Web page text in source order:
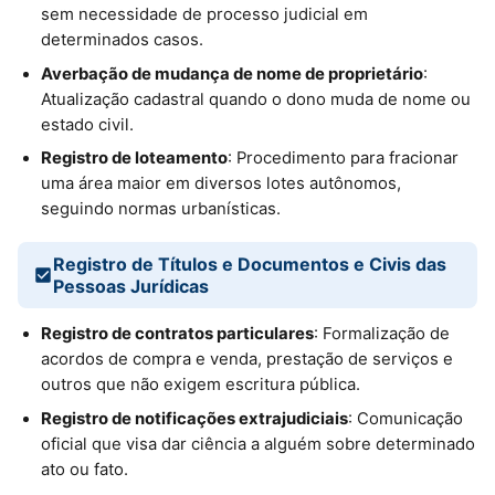
sem necessidade de processo judicial em
determinados casos.
Averbação de mudança de nome de proprietário:
Atualização cadastral quando o dono muda de nome ou
estado civil.
Registro de loteamento: Procedimento para fracionar
uma área maior em diversos lotes autônomos,
seguindo normas urbanísticas.
Registro de Títulos e Documentos e Civis das
Pessoas Jurídicas
Registro de contratos particulares: Formalização de
acordos de compra e venda, prestação de serviços e
outros que não exigem escritura pública.
Registro de notificações extrajudiciais: Comunicação
oficial que visa dar ciência a alguém sobre determinado
ato ou fato.